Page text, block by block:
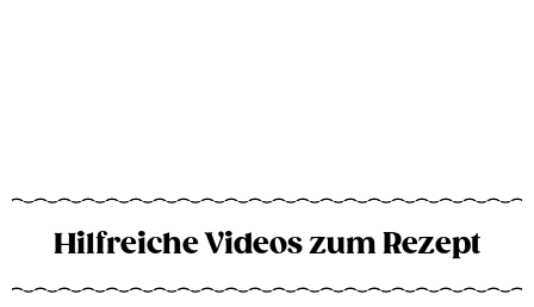
Hilfreiche Videos zum Rezept